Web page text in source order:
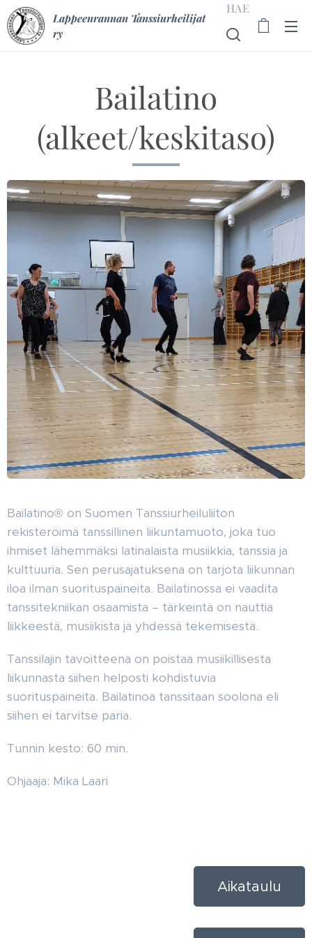
Lappeenrannan Tanssiurheilijat
ry
HAE
Bailatino
(alkeet/keskitaso)
Bailatino® on Suomen Tanssiurheiluliiton
rekisteröimä tanssillinen liikuntamuoto, joka tuo
ihmiset lähemmäksi latinalaista musiikkia, tanssia ja
kulttuuria. Sen perusajatuksena on tarjota liikunnan
iloa ilman suorituspaineita. Bailatinossa ei vaadita
tanssitekniikan osaamista – tärkeintä on nauttia
liikkeestä, musiikista ja yhdessä tekemisestä.
Tanssilajin tavoitteena on poistaa musiikillisesta
liikunnasta siihen helposti kohdistuvia
suorituspaineita. Bailatinoa tanssitaan soolona eli
siihen ei tarvitse paria.
Tunnin kesto: 60 min.
Ohjaaja: Mika Laari
Aikataulu